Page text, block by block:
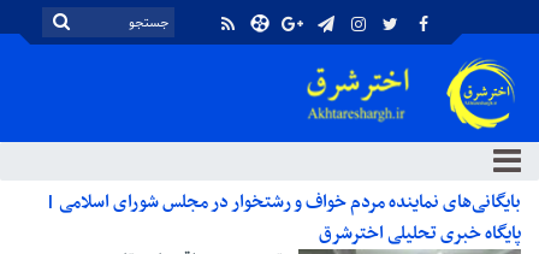
بایگانی‌های نماینده مردم خواف و رشتخوار در مجلس شورای اسلامی |
پایگاه خبری تحلیلی اخترشرق